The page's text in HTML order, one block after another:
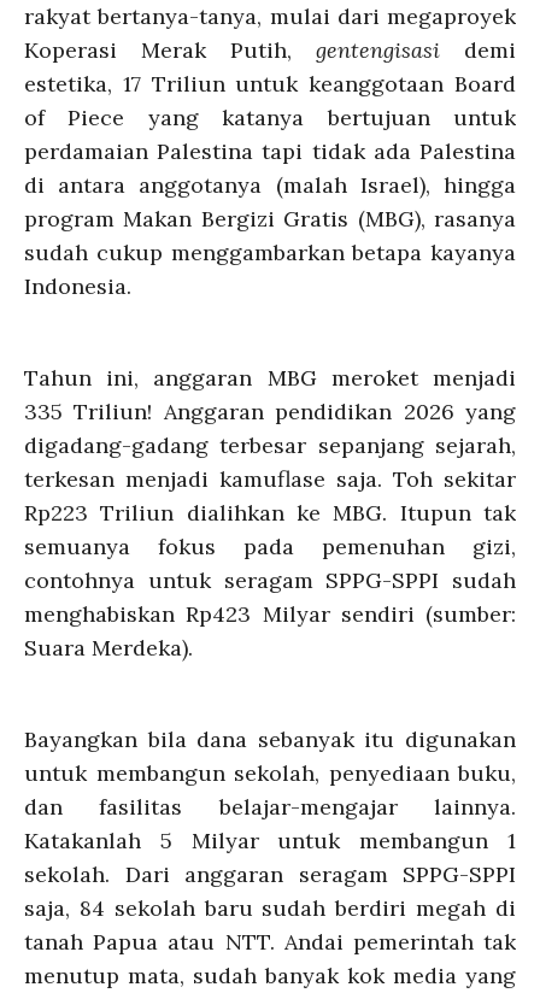
rakyat bertanya-tanya, mulai dari megaproyek
Koperasi Merak Putih, gentengisasi demi
estetika, 17 Triliun untuk keanggotaan Board
of Piece yang katanya bertujuan untuk
perdamaian Palestina tapi tidak ada Palestina
di antara anggotanya (malah Israel), hingga
program Makan Bergizi Gratis (MBG), rasanya
sudah cukup menggambarkan betapa kayanya
Indonesia.
Tahun ini, anggaran MBG meroket menjadi
335 Triliun! Anggaran pendidikan 2026 yang
digadang-gadang terbesar sepanjang sejarah,
terkesan menjadi kamuflase saja. Toh sekitar
Rp223 Triliun dialihkan ke MBG. Itupun tak
semuanya fokus pada pemenuhan gizi,
contohnya untuk seragam SPPG-SPPI sudah
menghabiskan Rp423 Milyar sendiri (sumber:
Suara Merdeka).
Bayangkan bila dana sebanyak itu digunakan
untuk membangun sekolah, penyediaan buku,
dan fasilitas belajar-mengajar lainnya.
Katakanlah 5 Milyar untuk membangun 1
sekolah. Dari anggaran seragam SPPG-SPPI
saja, 84 sekolah baru sudah berdiri megah di
tanah Papua atau NTT. Andai pemerintah tak
menutup mata, sudah banyak kok media yang